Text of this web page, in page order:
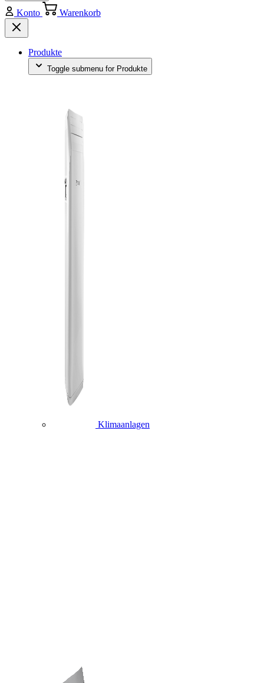
Konto Warenkorb
Produkte
Toggle submenu for Produkte
Klimaanlagen